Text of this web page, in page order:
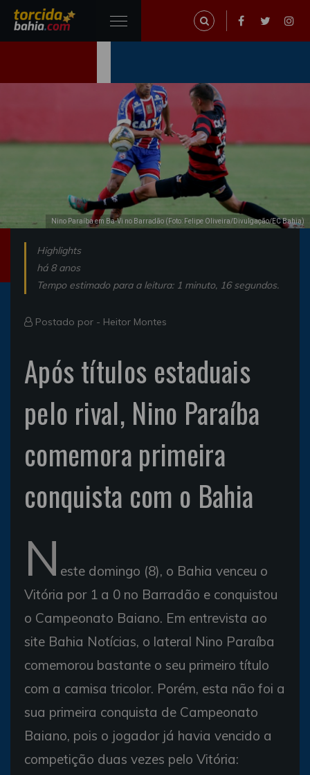
Nino Paraíba em Ba-Vi no Barradão (Foto: Felipe Oliveira/Divulgação/EC Bahia)
Highlights
há 8 anos
Tempo estimado para a leitura: 1 minuto, 16 segundos.
Postado por - Heitor Montes
Após títulos estaduais
pelo rival, Nino Paraíba
comemora primeira
conquista com o Bahia
N este domingo (8), o Bahia venceu o
Vitória por 1 a 0 no Barradão e conquistou
o Campeonato Baiano. Em entrevista ao
site Bahia Notícias, o lateral Nino Paraíba
comemorou bastante o seu primeiro título
com a camisa tricolor. Porém, esta não foi a
sua primeira conquista de Campeonato
Baiano, pois o jogador já havia vencido a
competição duas vezes pelo Vitória: